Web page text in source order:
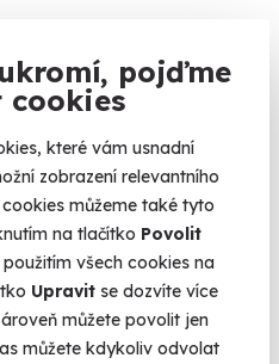
pojďme
které vám usnadní
zobrazení relevantního
můžeme také tyto
na tlačítko Povolit
všech cookies na
Upravit se dozvíte více
můžete povolit jen
můžete kdykoliv odvolat